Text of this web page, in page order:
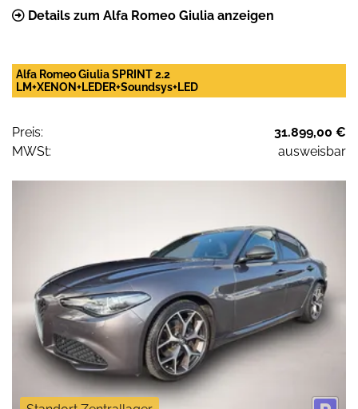
Details zum Alfa Romeo Giulia anzeigen
Alfa Romeo Giulia SPRINT 2.2
LM+XENON+LEDER+Soundsys+LED
Preis:
31.899,00 €
MWSt:
ausweisbar